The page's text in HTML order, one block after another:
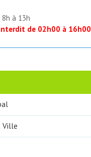
8h à 13h
de 02h00 à 16h00
Ville